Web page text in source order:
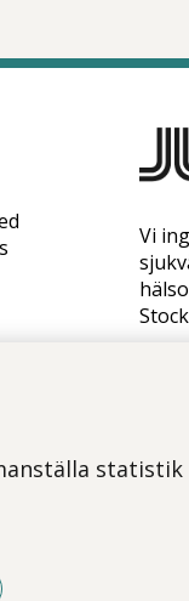
statistik
Vi
Om